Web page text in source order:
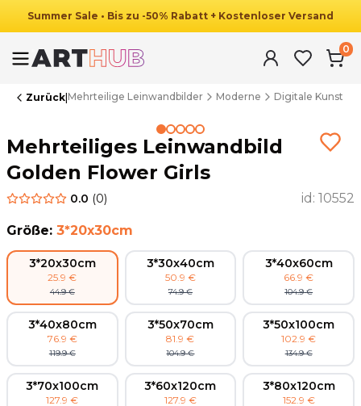
Summer Sale • Bis zu -50% Rabatt + Kostenloser Versand
0
Zurück Mehrteilige Leinwandbilder Moderne Digitale Kunst
Mehrteiliges Leinwandbild
Golden Flower Girls
0.0 (0) id: 10552
Größe: 3*20x30cm
3*20x30cm
25.9 €
44.9 €
3*30x40cm
50.9 €
74.9 €
3*40x60cm
66.9 €
104.9 €
3*40x80cm
76.9 €
119.9 €
3*50x70cm
81.9 €
104.9 €
3*50x100cm
102.9 €
134.9 €
3*70x100cm
127.9 €
3*60x120cm
127.9 €
3*80x120cm
152.9 €